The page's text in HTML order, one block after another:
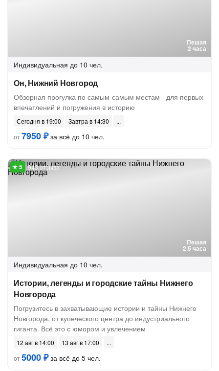
Пешая
2 часа
Индивидуальная до 10 чел.
Он, Нижний Новгород
Обзорная прогулка по самым-самым местам - для первых
впечатлений и погружения в историю
Сегодня в 19:00
Завтра в 14:30
от7950 ₽за всё до 10 чел.
Пешая
2.5 часа
943 отзыва
Индивидуальная до 10 чел.
Истории, легенды и городские тайны Нижнего
Новгорода
Погрузитесь в захватывающие истории и тайны Нижнего
Новгорода, от купеческого центра до индустриального
гиганта. Всё это с юмором и увлечением
12 авг в 14:00
13 авг в 17:00
от5000 ₽за всё до 5 чел.